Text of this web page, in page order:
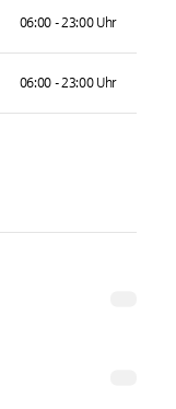
06:00 - 23:00 Uhr
06:00 - 23:00 Uhr